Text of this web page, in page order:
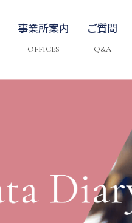
事業所案内
OFFICES
ご質問
Q&A